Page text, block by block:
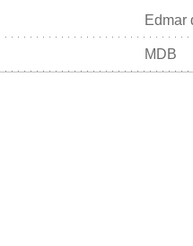
Edmar
MDB